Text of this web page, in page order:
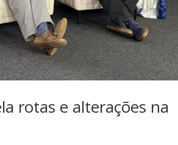
rotas e alterações na